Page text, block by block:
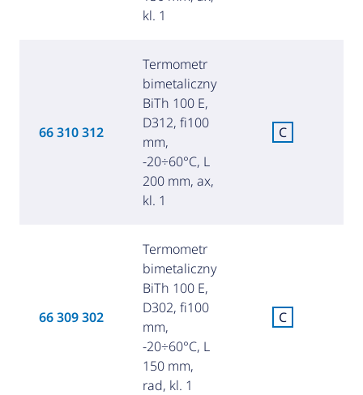
kl. 1
66 310 312
Termometr
bimetaliczny
BiTh 100 E,
D312, fi100
mm,
-20÷60°C, L
200 mm, ax,
kl. 1
C
66 309 302
Termometr
bimetaliczny
BiTh 100 E,
D302, fi100
mm,
-20÷60°C, L
150 mm,
rad, kl. 1
C